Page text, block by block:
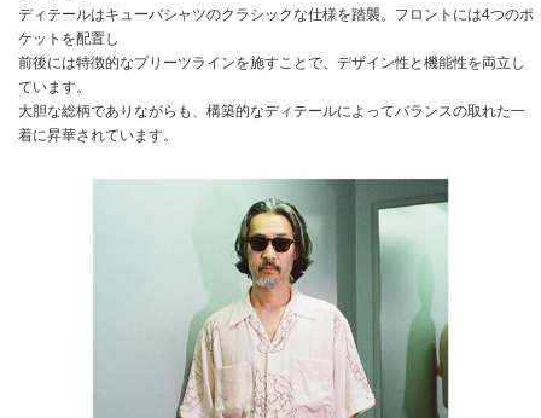
ディテールはキューバシャツのクラシックな仕様を踏襲。フロントには4つのポ
ケットを配置し
前後には特徴的なプリーツラインを施すことで、デザイン性と機能性を両立し
ています。
大胆な総柄でありながらも、構築的なディテールによってバランスの取れた一
着に昇華されています。